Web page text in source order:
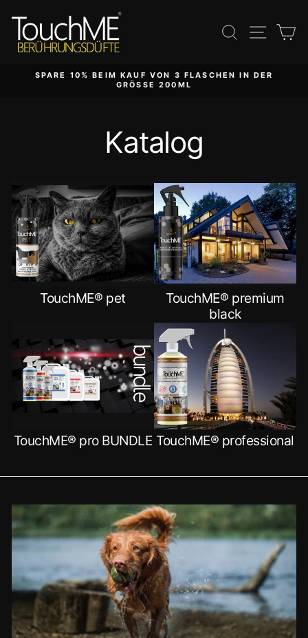
zum
Inhalt
Suche
SPARE 10% BEIM KAUF VON 3 FLASCHEN IN DER
GRÖSSE 200ML
Katalog
TouchME® pet
TouchME® premium
black
TouchME® pro BUNDLE TouchME® professional